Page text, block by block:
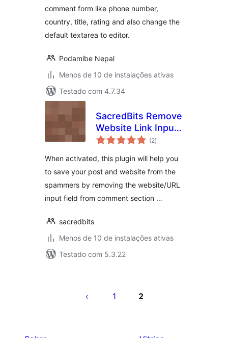
comment form like phone number,
country, title, rating and also change the
default textarea to editor.
Podamibe Nepal
Menos de 10 de instalações ativas
Testado com 4.7.34
SacredBits Remove
Website Link Input
Field From
Post
(2total
de
)
When activated, this plugin will help you
to save your post and website from the
spammers by removing the website/URL
input field from comment section …
sacredbits
Menos de 10 de instalações ativas
Testado com 5.3.22
1 2